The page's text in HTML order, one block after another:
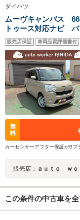
ダイハツ
ムーヴキャンバス
トゥース対応ナビ
電動スライドドア 関
販売店保証 車両品質評価書付
無
料
カーセンサーアフター保証がBプ
販売店： ａｕｔｏ ｗｏ
この条件の中古車を